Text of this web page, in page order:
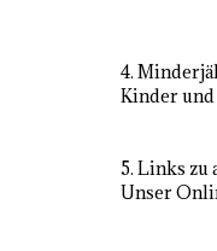
4.
Kinder und
5. Links zu
Unser